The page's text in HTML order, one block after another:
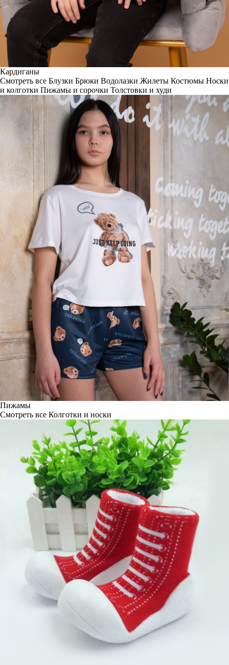
Кардиганы
Смотреть все Блузки Брюки Водолазки Жилеты Костюмы Носки
и колготки Пижамы и сорочки Толстовки и худи
Пижамы
Смотреть все Колготки и носки